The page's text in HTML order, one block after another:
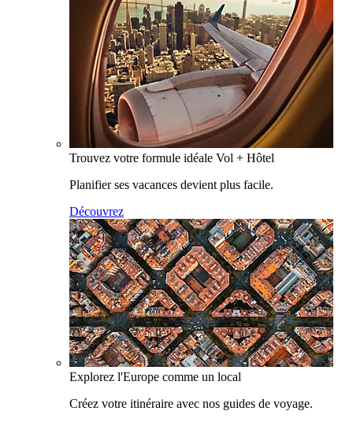
Trouvez votre formule idéale Vol + Hôtel
Planifier ses vacances devient plus facile.
Découvrez
Explorez l'Europe comme un local
Créez votre itinéraire avec nos guides de voyage.